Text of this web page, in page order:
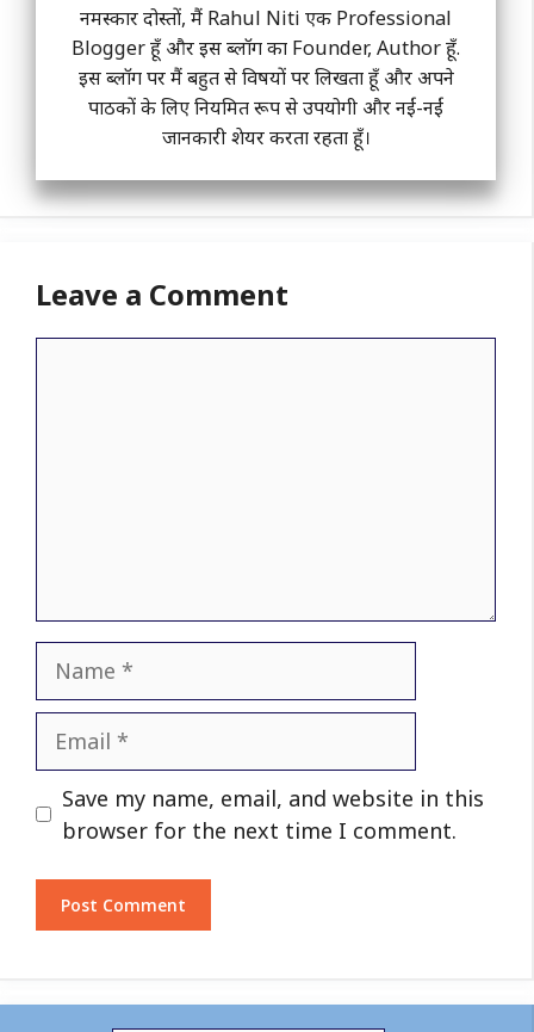
नमस्कार दोस्तों, मैं Rahul Niti एक Professional
Blogger हूँ और इस ब्लॉग का Founder, Author हूँ.
इस ब्लॉग पर मैं बहुत से विषयों पर लिखता हूँ और अपने
पाठकों के लिए नियमित रूप से उपयोगी और नईं-नईं
जानकारी शेयर करता रहता हूँ।
Leave a Comment
Name
Email
Website
Save my name, email, and website in this
browser for the next time I comment.